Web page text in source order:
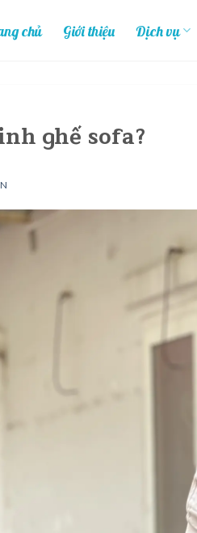
chủ Giới thiệu Dịch vụ
ghế sofa?